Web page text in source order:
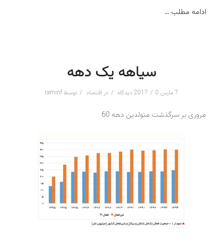
ادامه مطلب …
سیاهه یک دهه
7 مارس 2017 / 0 دیدگاه / در اقتصاد / توسط raminf
مروری بر سرگذشت متولدین دهه 60